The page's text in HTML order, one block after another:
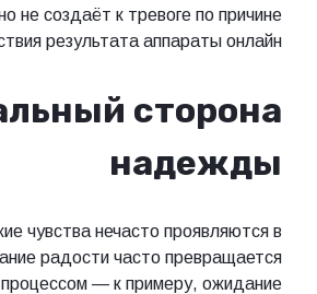
не создаёт к тревоге по причине
результата аппараты онлайн.
сторона
надежды
чувства нечасто проявляются в
радости часто превращается
— к примеру, ожидание